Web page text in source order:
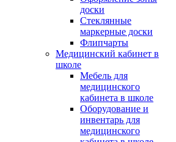
доски
Стеклянные
маркерные доски
Флипчарты
Медицинский кабинет в
школе
Мебель для
медицинского
кабинета в школе
Оборудование и
инвентарь для
медицинского